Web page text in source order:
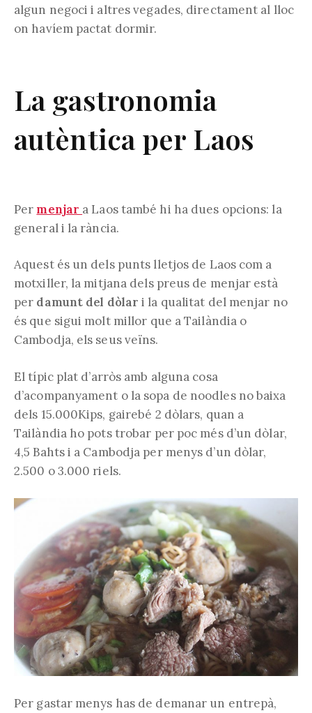
algun negoci i altres vegades, directament al lloc
on havíem pactat dormir.
La gastronomia
autèntica per Laos
Per menjar a Laos també hi ha dues opcions: la
general i la rància.
Aquest és un dels punts lletjos de Laos com a
motxiller, la mitjana dels preus de menjar està
per damunt del dòlari la qualitat del menjar no
és que sigui molt millor que a Tailàndia o
Cambodja, els seus veïns.
El típic plat d’arròs amb alguna cosa
d’acompanyament o la sopa de noodles no baixa
dels 15.000Kips, gairebé 2 dòlars, quan a
Tailàndia ho pots trobar per poc més d’un dòlar,
4,5 Bahts i a Cambodja per menys d’un dòlar,
2.500 o 3.000 riels.
Per gastar menys has de demanar un entrepà,